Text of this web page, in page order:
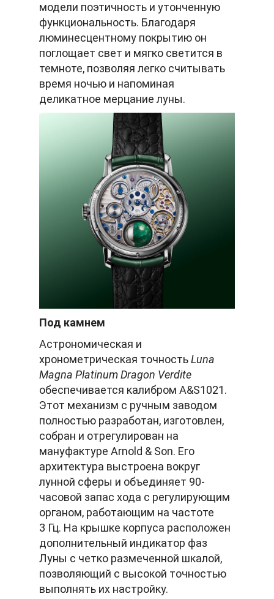
модели поэтичность и утонченную
функциональность. Благодаря
люминесцентному покрытию он
поглощает свет и мягко светится в
темноте, позволяя легко считывать
время ночью и напоминая
деликатное мерцание луны.
Под камнем
Астрономическая и
хронометрическая точностьLuna
Magna Platinum Dragon Verdite
обеспечивается калибром A&S1021.
Этот механизм с ручным заводом
полностью разработан, изготовлен,
собран и отрегулирован на
мануфактуре Arnold & Son. Его
архитектура выстроена вокруг
лунной сферы и объединяет 90-
часовой запас хода с регулирующим
органом, работающим на частоте
3 Гц. На крышке корпуса расположен
дополнительный индикатор фаз
Луны с четко размеченной шкалой,
позволяющий с высокой точностью
выполнять их настройку.